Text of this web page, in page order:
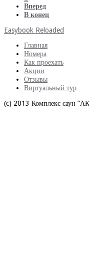
Вперед
В конец
Easybook Reloaded
Главная
Номера
Как проехать
Акции
Отзывы
Виртуальный тур
(c) 2013 Комплекс саун